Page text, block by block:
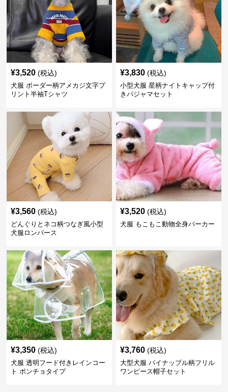
¥3,520 (税込)
犬服 ボーダー柄アメカジ文字プ
リント半袖Tシャツ
¥3,830 (税込)
小型犬服 星柄ナイトキャップ付
きパジャマセット
¥3,560 (税込)
どんぐりとネコ柄つなぎ風小型
犬服ロンパース
¥3,520 (税込)
犬服 もこもこ動物全身パーカー
¥3,350 (税込)
犬服 透明フード付きレインコー
ト ポンチョタイプ
¥3,760 (税込)
大型犬服 パイナップル柄フリル
ワンピース帽子セット